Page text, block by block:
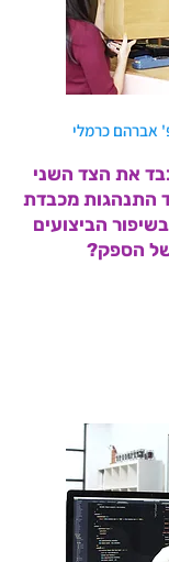
אברהם כרמלי
את הצד השני
התנהגות מכבדת
הביצועים
הספק?